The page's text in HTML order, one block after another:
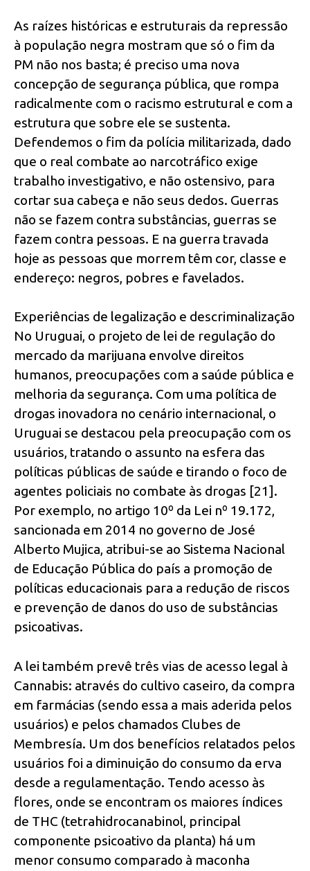
As raízes históricas e estruturais da repressão
à população negra mostram que só o fim da
PM não nos basta; é preciso uma nova
concepção de segurança pública, que rompa
radicalmente com o racismo estrutural e com a
estrutura que sobre ele se sustenta.
Defendemos o fim da polícia militarizada, dado
que o real combate ao narcotráfico exige
trabalho investigativo, e não ostensivo, para
cortar sua cabeça e não seus dedos. Guerras
não se fazem contra substâncias, guerras se
fazem contra pessoas. E na guerra travada
hoje as pessoas que morrem têm cor, classe e
endereço: negros, pobres e favelados.
Experiências de legalização e descriminalização
No Uruguai, o projeto de lei de regulação do
mercado da marijuana envolve direitos
humanos, preocupações com a saúde pública e
melhoria da segurança. Com uma política de
drogas inovadora no cenário internacional, o
Uruguai se destacou pela preocupação com os
usuários, tratando o assunto na esfera das
políticas públicas de saúde e tirando o foco de
agentes policiais no combate às drogas [21].
Por exemplo, no artigo 10º da Lei nº 19.172,
sancionada em 2014 no governo de José
Alberto Mujica, atribui-se ao Sistema Nacional
de Educação Pública do país a promoção de
políticas educacionais para a redução de riscos
e prevenção de danos do uso de substâncias
psicoativas.
A lei também prevê três vias de acesso legal à
Cannabis: através do cultivo caseiro, da compra
em farmácias (sendo essa a mais aderida pelos
usuários) e pelos chamados Clubes de
Membresía. Um dos benefícios relatados pelos
usuários foi a diminuição do consumo da erva
desde a regulamentação. Tendo acesso às
flores, onde se encontram os maiores índices
de THC (tetrahidrocanabinol, principal
componente psicoativo da planta) há um
menor consumo comparado à maconha